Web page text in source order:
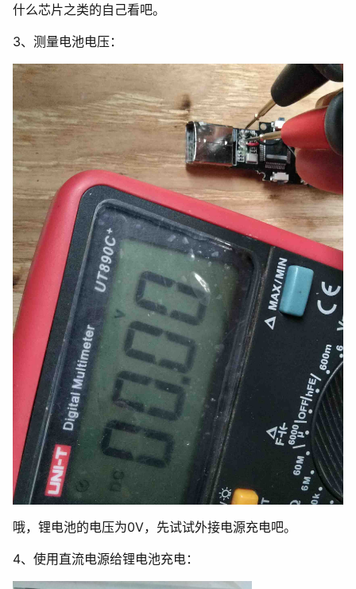
什么芯片之类的自己看吧。
3、测量电池电压：
哦，锂电池的电压为0V，先试试外接电源充电吧。
4、使用直流电源给锂电池充电：